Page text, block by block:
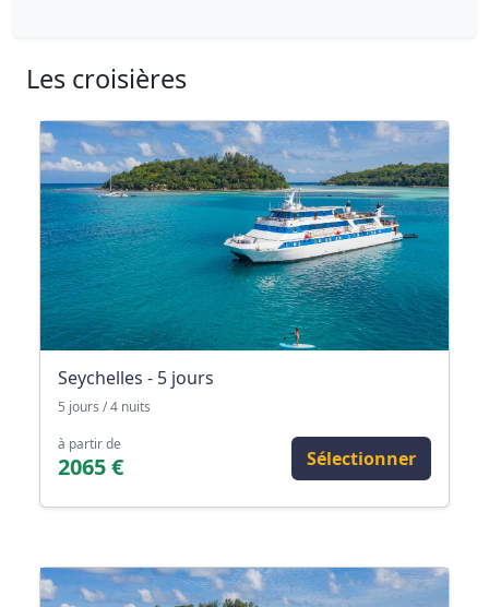
Les croisières
Seychelles - 5 jours
5 jours / 4 nuits
à partir de
2065 € Sélectionner